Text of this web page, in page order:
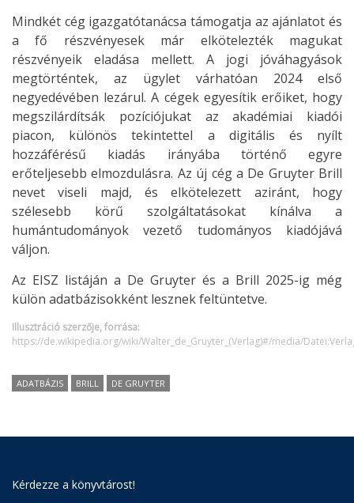
Mindkét cég igazgatótanácsa támogatja az ajánlatot és
a fő részvényesek már elkötelezték magukat
részvényeik eladása mellett. A jogi jóváhagyások
megtörténtek, az ügylet várhatóan 2024 első
negyedévében lezárul. A cégek egyesítik erőiket, hogy
megszilárdítsák pozíciójukat az akadémiai kiadói
piacon, különös tekintettel a digitális és nyílt
hozzáférésű kiadás irányába történő egyre
erőteljesebb elmozdulásra. Az új cég a De Gruyter Brill
nevet viseli majd, és elkötelezett aziránt, hogy
szélesebb körű szolgáltatásokat kínálva a
humántudományok vezető tudományos kiadójává
váljon.
Az EISZ listáján a De Gruyter és a Brill 2025-ig még
külön adatbázisokként lesznek feltüntetve.
Illusztráció szerzője, forrása:
https://de.wikipedia.org/wiki/Walter_de_Gruyter_(Verlag)#/media/
ADATBÁZIS BRILL DE GRUYTER
Kérdezze a könyvtárost!